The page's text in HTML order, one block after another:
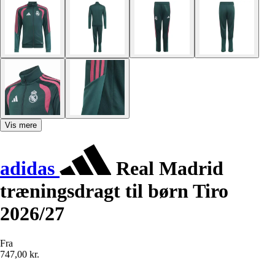
Vis mere
adidas
Real Madrid
træningsdragt til børn Tiro
2026/27
Fra
747,00 kr.